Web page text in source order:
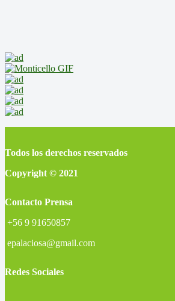
Todos los derechos reservados
Copyright © 2021
Contacto Prensa
+56 9 91650857
epalaciosa@gmail.com
Redes Sociales